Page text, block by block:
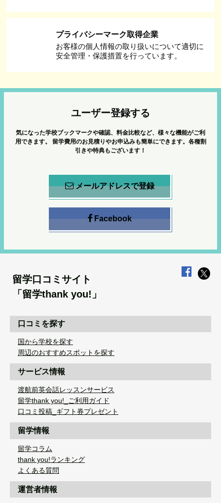
プライバシーマーク取得企業
お客様の個人情報の取り扱いについて適切に
安全管理・保護措置を行っています。
ユーザー登録する
気になった学校ブックマークや確認、料金比較など、様々な機能がご利
用できます。
留学費用のお見積りやお申込みも簡単にできます。各種割
引きや特典もございます！
メールアドレスで登録
Facebook
留学口コミサイト
「留学thank you!」
口コミを探す
国から学校を探す
周辺のおすすめスポットを探す
サービス情報
渡航前英会話レッスンサービス
留学thank you!_ご利用ガイド
口コミ投稿_ギフト券プレゼント
留学情報
留学コラム
thank you!ランキング
よくある質問
運営者情報